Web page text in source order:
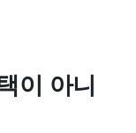
이 아니